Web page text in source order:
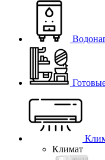
Климат